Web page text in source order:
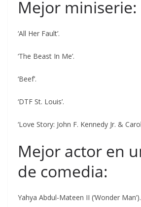
Mejor miniserie:
‘All Her Fault’.
‘The Beast In Me’.
‘Beef’.
‘DTF St. Louis’.
‘Love Story: John F. Kennedy Jr. &
Mejor actor en
de comedia:
Yahya Abdul-Mateen II (‘Wonder Man’).